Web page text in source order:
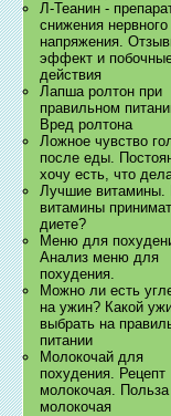
Л-Теанин -
снижения нервного
напряжения.
эффект и
действия
Лапша ролтон при
правильном
Вред ролтона
Ложное чувство
после еды.
хочу есть, что
Лучшие витамины.
витамины
диете?
Меню для
Анализ меню для
похудения.
Можно ли есть
на ужин? Какой
выбрать на
питании
Молокочай для
похудения. Рецепт
молокочая. Польза
молокочая